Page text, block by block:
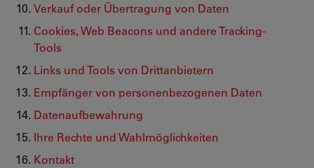
Verkauf oder Übertragung von Daten
Cookies, Web Beacons und andere Tracking-
Tools
Links und Tools von Drittanbietern
Empfänger von personenbezogenen Daten
Datenaufbewahrung
Ihre Rechte und Wahlmöglichkeiten
Kontakt